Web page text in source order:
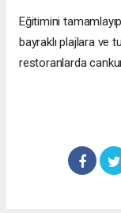
Eğitimini
bayraklı plajlara ve
restoranlarda